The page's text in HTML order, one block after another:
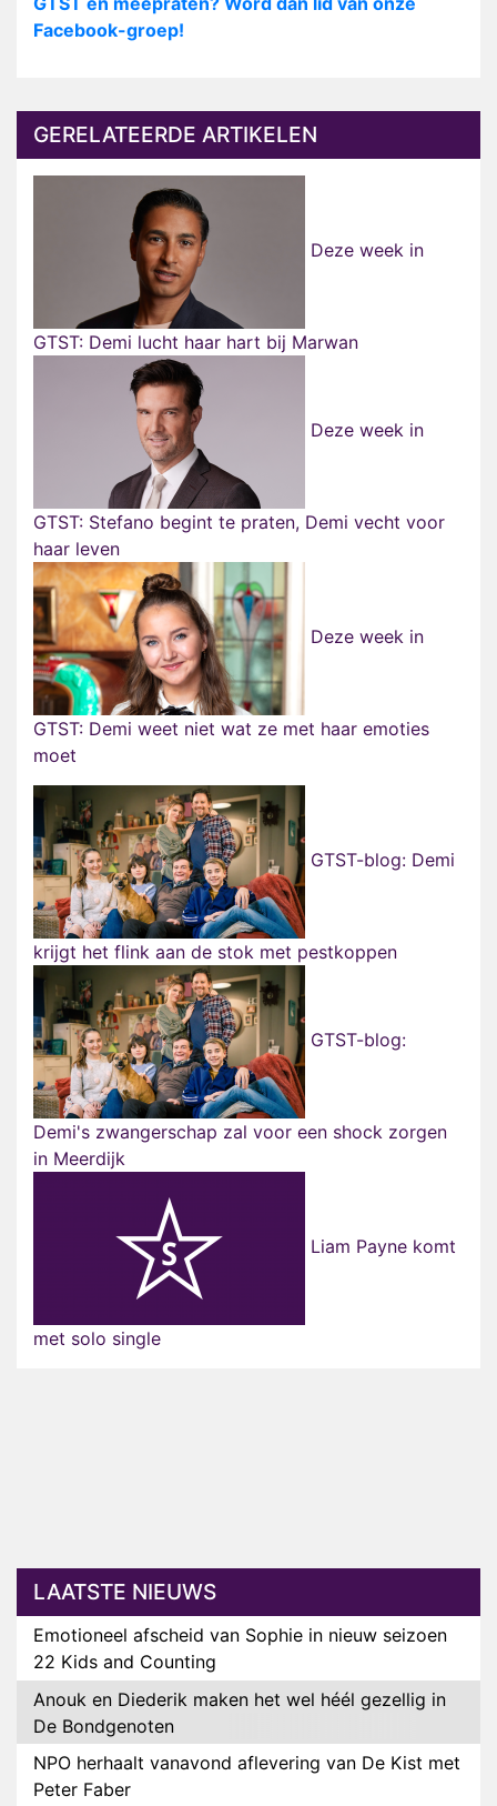
Facebook-groep!
GERELATEERDE ARTIKELEN
Deze week in
GTST: Demi lucht haar hart bij Marwan
Deze week in
GTST: Stefano begint te praten, Demi vecht voor
haar leven
Deze week in
GTST: Demi weet niet wat ze met haar emoties
moet
GTST-blog: Demi
krijgt het flink aan de stok met pestkoppen
GTST-blog:
Demi's zwangerschap zal voor een shock zorgen
in Meerdijk
Liam Payne komt
met solo single
LAATSTE NIEUWS
Emotioneel afscheid van Sophie in nieuw seizoen
22 Kids and Counting
Anouk en Diederik maken het wel héél gezellig in
De Bondgenoten
NPO herhaalt vanavond aflevering van De Kist met
Peter Faber